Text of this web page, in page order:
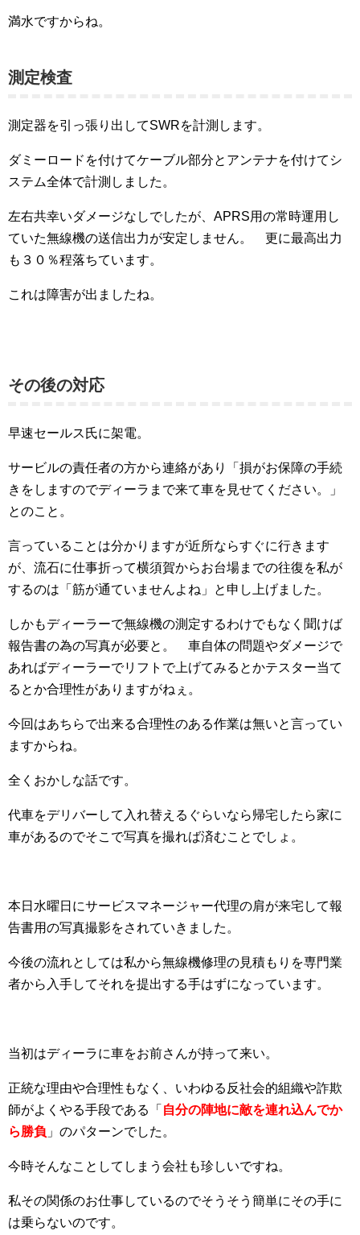
満水ですからね。
測定検査
測定器を引っ張り出してSWRを計測します。
ダミーロードを付けてケーブル部分とアンテナを付けてシ
ステム全体で計測しました。
左右共幸いダメージなしでしたが、APRS用の常時運用し
ていた無線機の送信出力が安定しません。 更に最高出力
も３０％程落ちています。
これは障害が出ましたね。
その後の対応
早速セールス氏に架電。
サービルの責任者の方から連絡があり「損がお保障の手続
きをしますのでディーラまで来て車を見せてください。」
とのこと。
言っていることは分かりますが近所ならすぐに行きます
が、流石に仕事折って横須賀からお台場までの往復を私が
するのは「筋が通ていませんよね」と申し上げました。
しかもディーラーで無線機の測定するわけでもなく聞けば
報告書の為の写真が必要と。 車自体の問題やダメージで
あればディーラーでリフトで上げてみるとかテスター当て
るとか合理性がありますがねぇ。
今回はあちらで出来る合理性のある作業は無いと言ってい
ますからね。
全くおかしな話です。
代車をデリバーして入れ替えるぐらいなら帰宅したら家に
車があるのでそこで写真を撮れば済むことでしょ。
本日水曜日にサービスマネージャー代理の肩が来宅して報
告書用の写真撮影をされていきました。
今後の流れとしては私から無線機修理の見積もりを専門業
者から入手してそれを提出する手はずになっています。
当初はディーラに車をお前さんが持って来い。
正統な理由や合理性もなく、いわゆる反社会的組織や詐欺
師がよくやる手段である「 自分の陣地に敵を連れ込んでか
ら勝負 」のパターンでした。
今時そんなことしてしまう会社も珍しいですね。
私その関係のお仕事しているのでそうそう簡単にその手に
は乗らないのです。